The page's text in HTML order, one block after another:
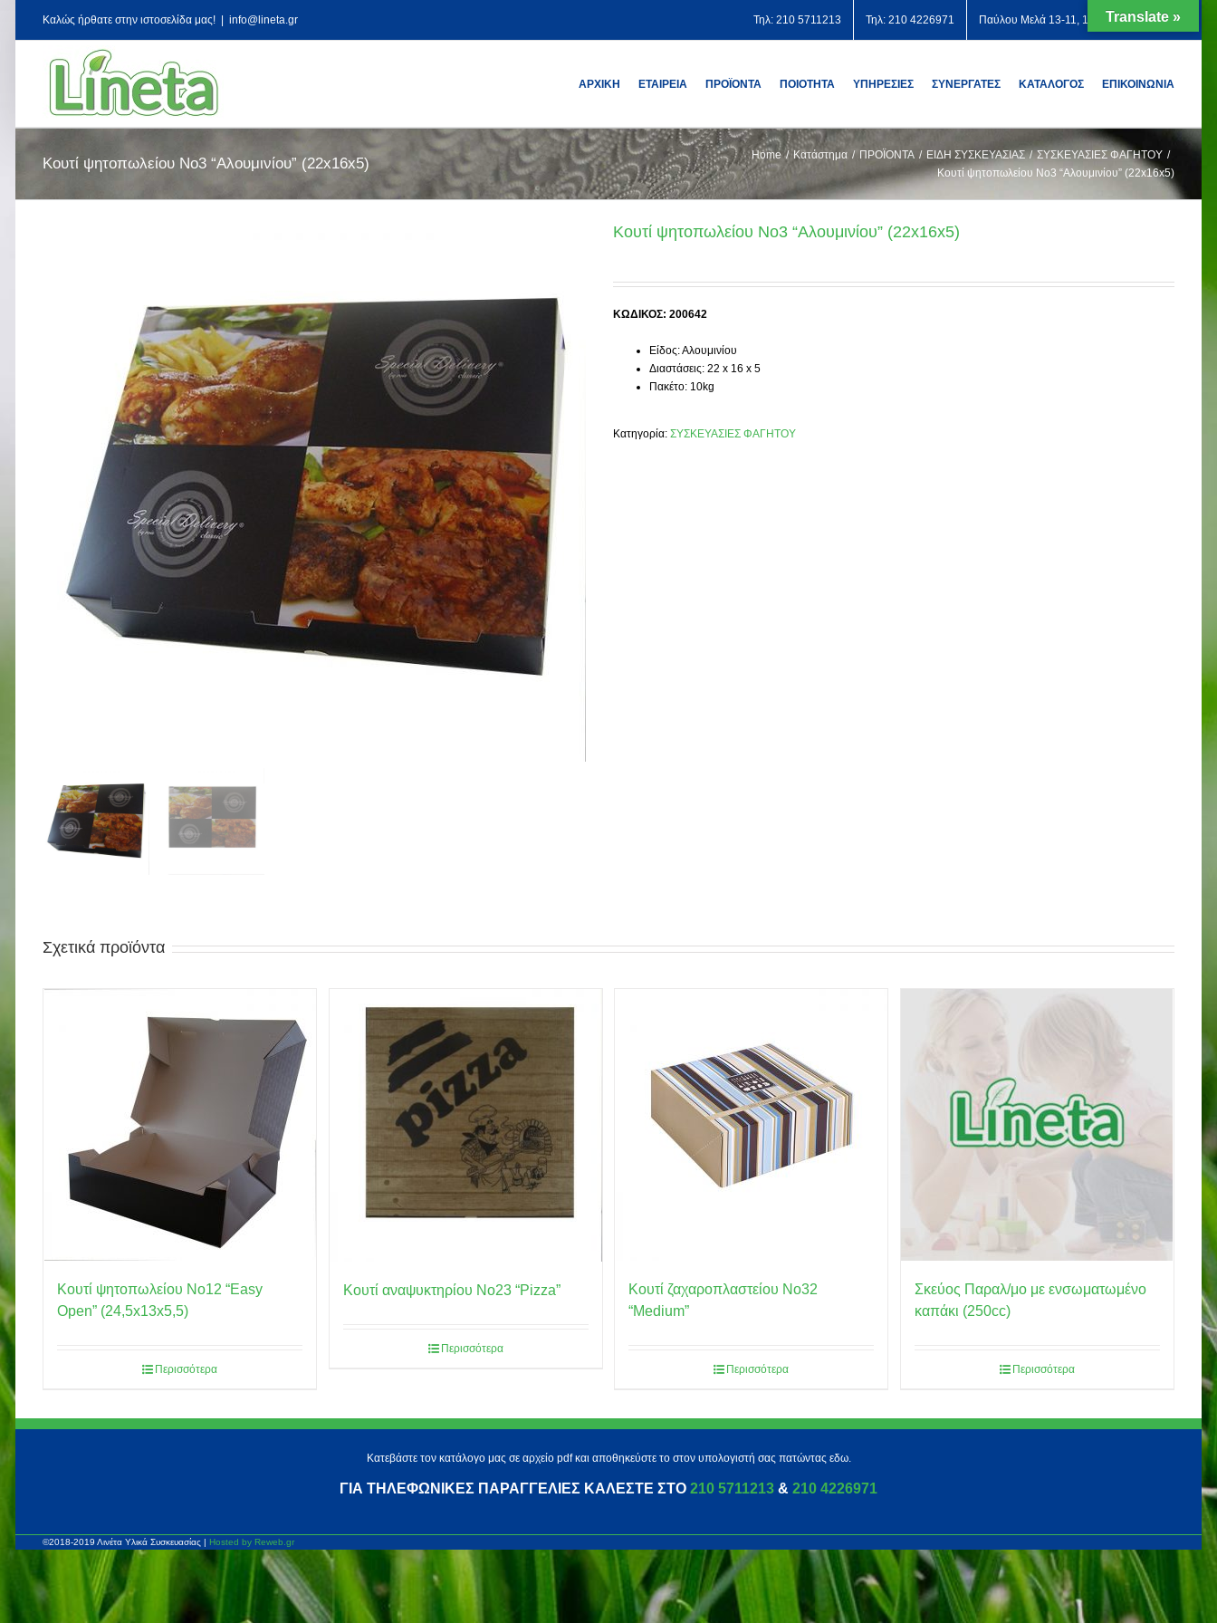
Kαλώς ήρθατε στην ιστοσελίδα μας! info@lineta.gr Τηλ: 210 5711213 Τηλ: 210 4226971 Παύλου Μελά 13-11, 12131 Περιστέρι
ΑΡΧΙΚΗ ΕΤΑΙΡΕΙΑ ΠΡΟΪΟΝΤΑ ΠΟΙΟΤΗΤΑ ΥΠΗΡΕΣΙΕΣ ΣΥΝΕΡΓΑΤΕΣ ΚΑΤΑΛΟΓΟΣ ΕΠΙΚΟΙΝΩΝΙΑ
Κουτί ψητοπωλείου No3 “Αλουμινίου” (22x16x5) Home / Κατάστημα / ΠΡΟΪΟΝΤΑ / ΕΙΔΗ ΣΥΣΚΕΥΑΣΙΑΣ / ΣΥΣΚΕΥΑΣΙΕΣ ΦΑΓΗΤΟΥ /
Κουτί ψητοπωλείου No3 “Αλουμινίου” (22x16x5)
Κουτί ψητοπωλείου No3 “Αλουμινίου” (22x16x5)
ΚΩΔΙΚΟΣ: 200642
Είδος: Αλουμινίου
Διαστάσεις: 22 x 16 x 5
Πακέτο: 10kg
Κατηγορία: ΣΥΣΚΕΥΑΣΙΕΣ ΦΑΓΗΤΟΥ
Σχετικά προϊόντα
Κουτί ψητοπωλείου No12 “Easy
Open” (24,5x13x5,5)
Περισσότερα
Κουτί αναψυκτηρίου No23 “Pizza”
Περισσότερα
Κουτί ζαχαροπλαστείου No32
“Medium”
Περισσότερα
Σκεύος Παραλ/μο με ενσωματωμένο
καπάκι (250cc)
Περισσότερα
Κατεβάστε τον κατάλογο μας σε αρχείο pdf και αποθηκεύστε το στον υπολογιστή σας πατώντας εδω.
ΓΙΑ ΤΗΛΕΦΩΝΙΚΈΣ ΠΑΡΑΓΓΕΛΊΕΣ ΚΑΛΈΣΤΕ ΣΤΟ 210 5711213 & 210 4226971
©2018-2019 Λινέτα Υλικά Συσκευασίας | Hosted by Reweb.gr
Translate »